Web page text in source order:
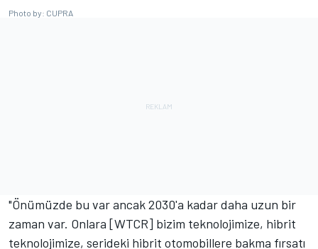
Photo by: CUPRA
"Önümüzde bu var ancak 2030'a kadar daha uzun bir
zaman var. Onlara [WTCR] bizim teknolojimize, hibrit
teknolojimize, serideki hibrit otomobillere bakma fırsatı